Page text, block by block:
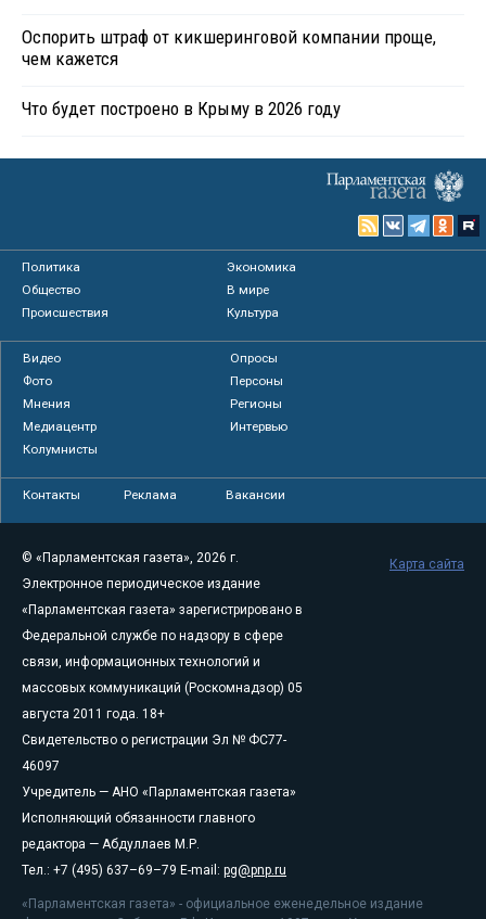
Оспорить штраф от кикшеринговой компании проще,
чем кажется
Что будет построено в Крыму в 2026 году
Политика
Экономика
Общество
В мире
Происшествия
Культура
Видео
Опросы
Фото
Персоны
Мнения
Регионы
Медиацентр
Интервью
Колумнисты
Контакты Реклама Вакансии
© «Парламентская газета», 2026 г.
Электронное периодическое издание
«Парламентская газета» зарегистрировано в
Федеральной службе по надзору в сфере
связи, информационных технологий и
массовых коммуникаций (Роскомнадзор) 05
августа 2011 года. 18+
Свидетельство о регистрации Эл № ФС77-
46097
Учредитель — АНО «Парламентская газета»
Исполняющий обязанности главного
редактора — Абдуллаев М.Р.
Тел.: +7 (495) 637–69–79 E-mail: pg@pnp.ru
«Парламентская газета» - официальное еженедельное издание
Карта сайта